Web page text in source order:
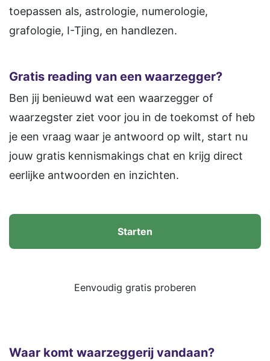
toepassen als, astrologie, numerologie,
grafologie, I-Tjing, en handlezen.
Gratis reading van een waarzegger?
Ben jij benieuwd wat een waarzegger of
waarzegster ziet voor jou in de toekomst of heb
je een vraag waar je antwoord op wilt, start nu
jouw gratis kennismakings chat en krijg direct
eerlijke antwoorden en inzichten.
Starten
Eenvoudig gratis proberen
Waar komt waarzeggerij vandaan?